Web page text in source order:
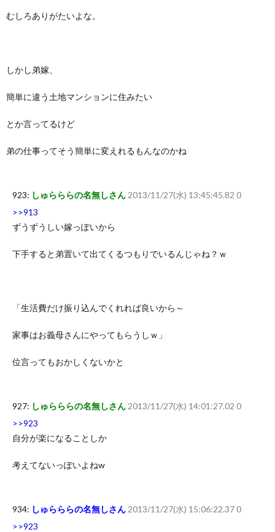
むしろありがたいよな。
しかし弟嫁、
簡単に違う土地マンションに住みたい
とか言ってるけど
弟の仕事ってそう簡単に変えれるもんなのかね
923: しゅらららの名無しさん 2013/11/27(水) 13:45:45.82 0
>>913
ずうずうしい嫁っぽいから
下手すると弟置いて出てくるつもりでいるんじゃね？ｗ
「生活費だけ振り込んでくれれば良いから～
家事はお義母さんにやってもらうしｗ」
位言ってもおかしくないかと
927: しゅらららの名無しさん 2013/11/27(水) 14:01:27.02 0
>>923
自分が楽になることしか
考えてないっぽいよねw
934: しゅらららの名無しさん 2013/11/27(水) 15:06:22.37 0
>>923